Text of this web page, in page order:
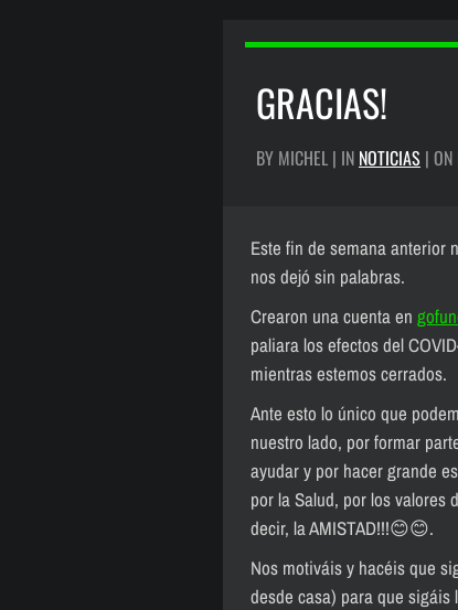
GRACIAS!
BY MICHEL | IN NOTICIAS |
Este fin de semana anterior
nos dejó sin palabras.
Crearon una cuenta en
paliara los efectos del
mientras estemos cerrados.
Ante esto lo único que
nuestro lado, por formar
ayudar y por hacer grande
por la Salud, por los valores
decir, la AMISTAD!!!😊😊.
Nos motiváis y hacéis que
desde casa) para que sigáis